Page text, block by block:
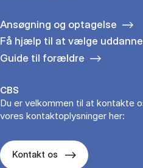
Ansøgning og optagelse
Få hjælp til at vælge
Guide til forældre
CBS
Du er velkommen til at kontakte
vores kontaktoplysninger her:
Kontakt os